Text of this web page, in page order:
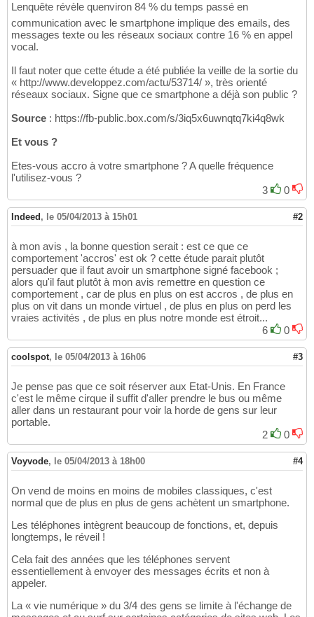
Lenquête révèle quenviron 84 % du temps passé en
communication avec le smartphone implique des emails, des
messages texte ou les réseaux sociaux contre 16 % en appel
vocal.
Il faut noter que cette étude a été publiée la veille de la sortie du
« http://www.developpez.com/actu/53714/ », très orienté
réseaux sociaux. Signe que ce smartphone a déjà son public ?
Source : https://fb-public.box.com/s/3iq5x6uwnqtq7ki4q8wk
Et vous ?
Etes-vous accro à votre smartphone ? A quelle fréquence
l'utilisez-vous ?
3
0
Indeed , le 05/04/2013 à 15h01 #2
à mon avis , la bonne question serait : est ce que ce
comportement 'accros' est ok ? cette étude parait plutôt
persuader que il faut avoir un smartphone signé facebook ;
alors qu'il faut plutôt à mon avis remettre en question ce
comportement , car de plus en plus on est accros , de plus en
plus on vit dans un monde virtuel , de plus en plus on perd les
vraies activités , de plus en plus notre monde est étroit...
6
0
coolspot, le 05/04/2013 à 16h06 #3
Je pense pas que ce soit réserver aux Etat-Unis. En France
c'est le même cirque il suffit d'aller prendre le bus ou même
aller dans un restaurant pour voir la horde de gens sur leur
portable.
2
0
Voyvode, le 05/04/2013 à 18h00 #4
On vend de moins en moins de mobiles classiques, c'est
normal que de plus en plus de gens achètent un smartphone.
Les téléphones intègrent beaucoup de fonctions, et, depuis
longtemps, le réveil !
Cela fait des années que les téléphones servent
essentiellement à envoyer des messages écrits et non à
appeler.
La « vie numérique » du 3/4 des gens se limite à l'échange de